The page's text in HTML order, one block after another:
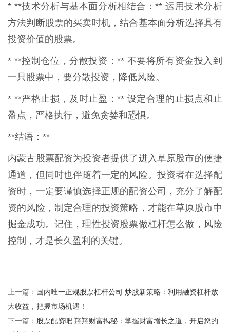
* **技术分析与基本面分析相结合：** 运用技术分析
方法判断股票的买卖时机，结合基本面分析选择具有
投资价值的股票。
* **控制仓位，分散投资：** 不要将所有资金投入到
一只股票中，要分散投资，降低风险。
* **严格止损，及时止盈：** 设定合理的止损点和止
盈点，严格执行，避免贪婪和恐惧。
**结语：**
内蒙古股票配资为投资者提供了进入草原股市的便捷
通道，但同时也伴随着一定的风险。投资者在选择配
资时，一定要谨慎选择正规的配资公司，充分了解配
资的风险，制定合理的投资策略，才能在草原股市中
掘金成功。记住，理性投资股票做杠杆怎么做，风险
控制，才是长久盈利的关键。
上一篇： 国内唯一正规股票杠杆公司 炒股新策略：利用融资杠杆放
大收益，把握市场机遇！
下一篇： 股票配资吧 翔翔财富揭秘：掌握财富增长之道，开启您的